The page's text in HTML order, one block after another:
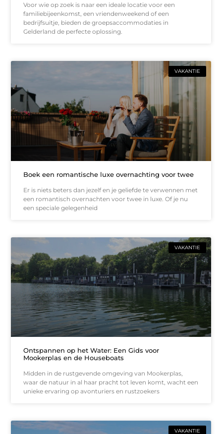
Voor wie op zoek is naar een ideale locatie voor een
familiebijeenkomst, een vriendenweekend of een
bedrijfsuitje, bieden de groepsaccommodaties in
Gelderland de perfecte oplossing.
VAKANTIE
Boek een romantische luxe overnachting voor twee
Er is niets beters dan jezelf en je geliefde te verwennen met
een romantisch overnachten voor twee in luxe. Of je nu
een speciale gelegenheid
VAKANTIE
Ontspannen op het Water: Een Gids voor
Mookerplas en de Houseboats
Midden in de rustgevende omgeving van Mookerplas,
waar de natuur in al haar pracht tot leven komt, wacht een
unieke ervaring op avonturiers en rustzoekers
VAKANTIE